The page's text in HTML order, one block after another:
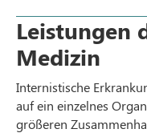
Leistungen
Medizin
Internistische
auf ein einzelnes
größeren